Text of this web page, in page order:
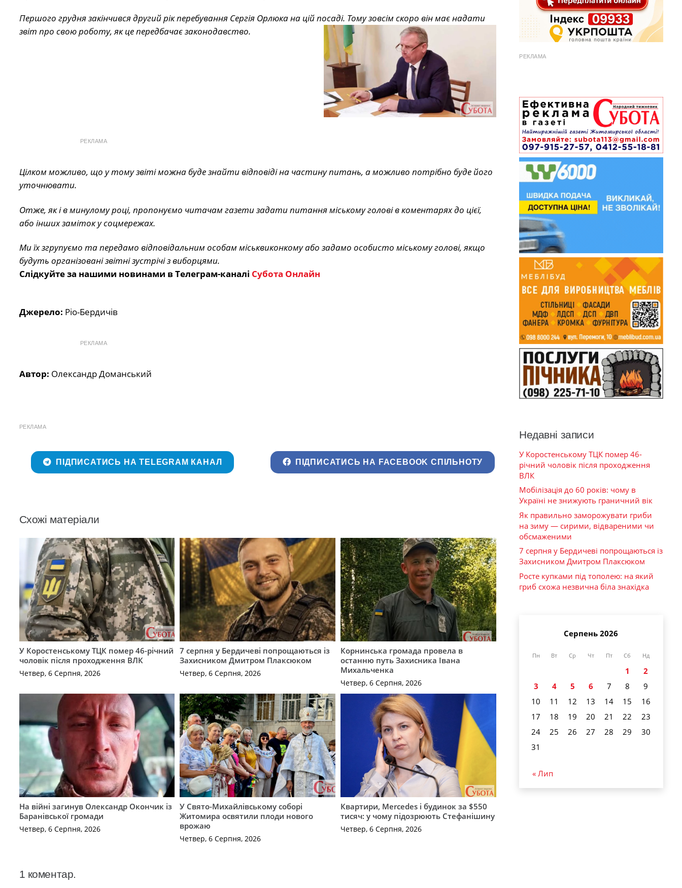
Першого грудня закінчився другий рік перебування Сергія Орлюка на цій посаді. Тому зовсім скоро він має надати
звіт про свою роботу, як це передбачає законодавство.
РЕКЛАМА
Цілком можливо, що у тому звіті можна буде знайти відповіді на частину питань, а можливо потрібно буде його
уточнювати.
Отже, як і в минулому році, пропонуємо читачам газети задати питання міському голові в коментарях до цієї,
або інших заміток у соцмережах.
Ми їх згрупуємо та передамо відповідальним особам міськвиконкому або задамо особисто міському голові, якщо
будуть організовані звітні зустрічі з виборцями.
Слідкуйте за нашими новинами в Телеграм-каналі Субота Онлайн
Джерело: Ріо-Бердичів
РЕКЛАМА
Автор: Олександр Доманський
РЕКЛАМА
ПІДПИСАТИСЬ НА TELEGRAM КАНАЛ ПІДПИСАТИСЬ НА FACEBOOK СПІЛЬНОТУ
Схожі матеріали
У Коростенському ТЦК помер 46-річний
чоловік після проходження ВЛК
Четвер, 6 Серпня, 2026
7 серпня у Бердичеві попрощаються із
Захисником Дмитром Плаксюком
Четвер, 6 Серпня, 2026
Корнинська громада провела в
останню путь Захисника Івана
Михальченка
Четвер, 6 Серпня, 2026
На війні загинув Олександр Окончик із
Баранівської громади
Четвер, 6 Серпня, 2026
У Свято-Михайлівському соборі
Житомира освятили плоди нового
врожаю
Четвер, 6 Серпня, 2026
Квартири, Mercedes і будинок за $550
тисяч: у чому підозрюють Стефанішину
Четвер, 6 Серпня, 2026
1 коментар.
РЕКЛАМА
Недавні записи
У Коростенському ТЦК помер 46-
річний чоловік після проходження
ВЛК
Мобілізація до 60 років: чому в
Україні не знижують граничний вік
Як правильно заморожувати гриби
на зиму — сирими, відвареними чи
обсмаженими
7 серпня у Бердичеві попрощаються із
Захисником Дмитром Плаксюком
Росте купками під тополею: на який
гриб схожа незвична біла знахідка
Серпень 2026
Пн Вт Ср Чт Пт Сб Нд
1
2
3
4 5 6 7 8
9
10
11 12 13 14 15
16
17
18 19 20 21 22
23
24
25 26 27 28 29
30
31
« Лип